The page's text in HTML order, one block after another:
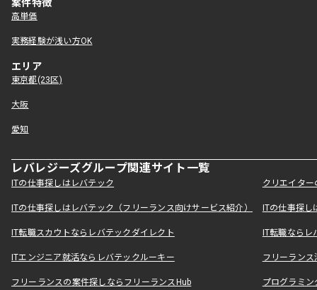
案件特徴
高単価
実務経験が浅い方OK
エリア
東京都(23区)
大阪
愛知
レバレジーズグループ関連サイト一覧
ITの仕事探しはレバテック クリエイタ
ITの仕事探しはレバテック（フリーランス向けサービス紹介） ITの仕事探
IT転職スカウトならレバテックダイレクト IT転職なら
ITエンジニア就活ならレバテックルーキー フリーラン
フリーランスの案件探しならフリーランスHub プログラミ